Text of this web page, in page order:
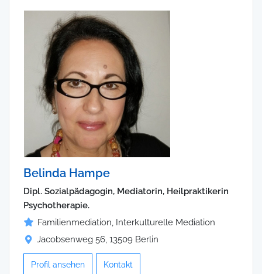
Belinda Hampe
Dipl. Sozialpädagogin, Mediatorin, Heilpraktikerin
Psychotherapie.
Familienmediation, Interkulturelle Mediation
Jacobsenweg 56, 13509 Berlin
Profil ansehen Kontakt